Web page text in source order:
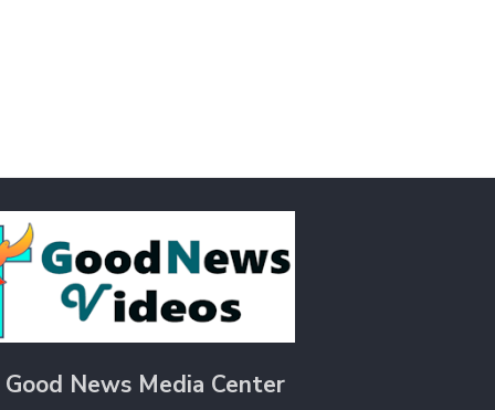
News Media Center